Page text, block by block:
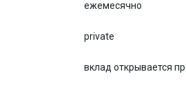
ежемесячно
private
вклад открывается